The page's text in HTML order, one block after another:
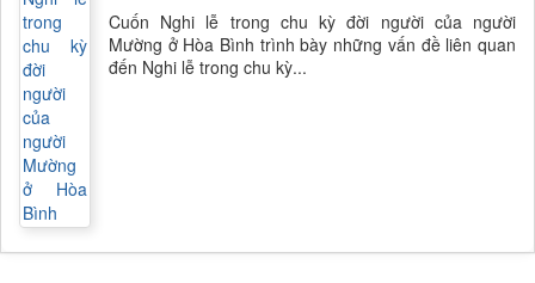
Cuốn Nghi lễ trong chu kỳ đời người của người
Mường ở Hòa Bình trình bày những vấn đề liên quan
đến Nghi lễ trong chu kỳ...